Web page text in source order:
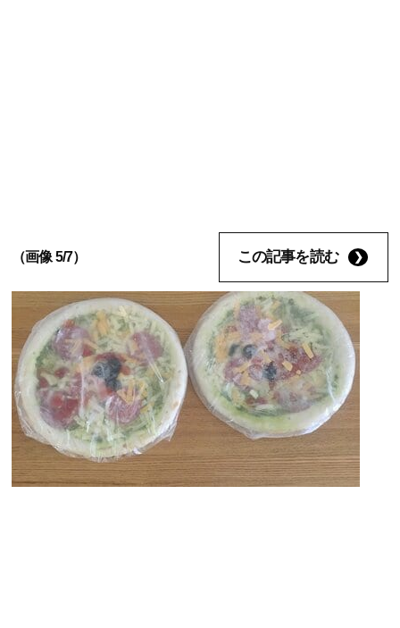
（画像 5/7） この記事を読む